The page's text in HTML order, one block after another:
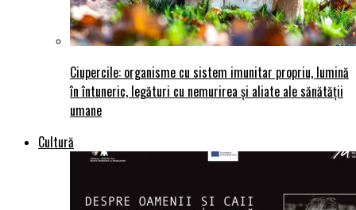
Ciupercile: organisme cu sistem imunitar propriu, lumină
în întuneric, legături cu nemurirea și aliate ale sănătății
umane
Cultură